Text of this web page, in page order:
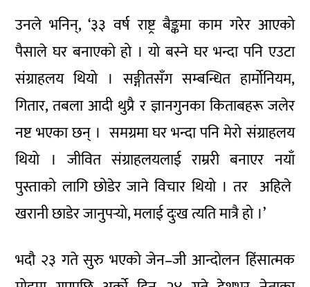
उनले भनिन्, ‘३३ वर्ष राष्ट्र बैङ्कमा काम गरेर आएको
पैसाले घर बनाएको हो । यो बस्ने घर भन्दा पनि एउटा
संग्राहलय थियो । सङ्गीतसँग सम्बन्धित हार्मोनियम,
गितार, तबला आदी थुप्रै र ज्ञानगुनका किताबहरू जलेर
नष्ट भएका छन् । समग्रमा घर भन्दा पनि मेरो संग्राहलय
थियो । जीवित संग्राहलयलाई राम्ररी बनाएर नयाँ
पुस्ताको लागि छोडेर जाने विचार थियो । तर अहिले
खरानी छाडेर जानुपर्‍यो, मलाई दुःख त्यति मात्रै हो ।’
भदौ २३ गते सुरु भएको जेन–जी आन्दोलन हिंसात्मक